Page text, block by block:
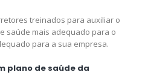
treinados para auxiliar o
saúde mais adequado para o
para a sua empresa.
plano de saúde da